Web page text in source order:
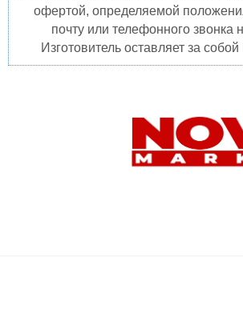
офертой, определяемой
почту или телефонного
Изготовитель оставляет за